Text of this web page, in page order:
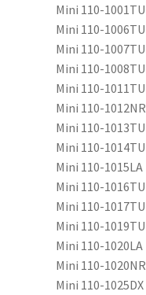
Mini 110-1001TU
Mini 110-1006TU
Mini 110-1007TU
Mini 110-1008TU
Mini 110-1011TU
Mini 110-1012NR
Mini 110-1013TU
Mini 110-1014TU
Mini 110-1015LA
Mini 110-1016TU
Mini 110-1017TU
Mini 110-1019TU
Mini 110-1020LA
Mini 110-1020NR
Mini 110-1025DX